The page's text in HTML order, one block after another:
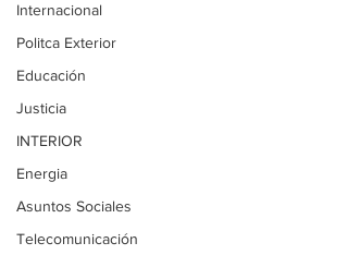
Internacional
Politca Exterior
Educación
Justicia
INTERIOR
Energia
Asuntos Sociales
Telecomunicación